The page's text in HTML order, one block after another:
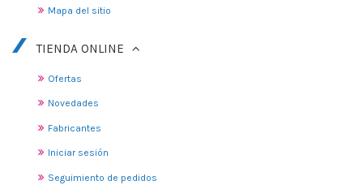
Mapa del sitio
TIENDA ONLINE
Ofertas
Novedades
Fabricantes
Iniciar sesión
Seguimiento de pedidos